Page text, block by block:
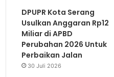
k
DPUPR Kota Serang
Usulkan Anggaran Rp12
Miliar di APBD
Perubahan 2026 Untuk
Perbaikan Jalan
30 Juli 2026